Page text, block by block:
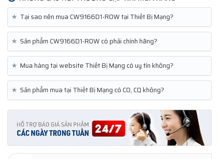
★ Tại sao nên mua CW9166D1-ROW tại Thiết Bị Mạng?
★ Sản phẩm CW9166D1-ROW có phải chính hãng?
★ Mua hàng tại website Thiết Bị Mạng có uy tín không?
★ Sản phẩm mua tại Thiết Bị Mạng có CO, CQ không?